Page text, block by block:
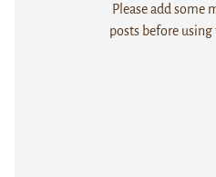
Please add some
posts before using